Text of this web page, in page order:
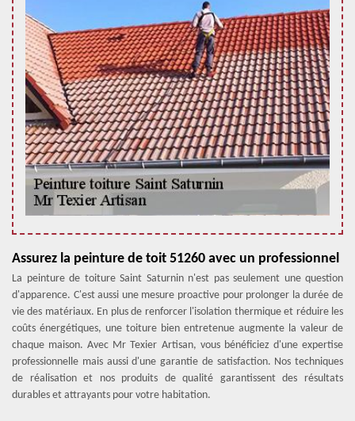
Assurez la peinture de toit 51260 avec un professionnel
La peinture de toiture Saint Saturnin n'est pas seulement une question
d'apparence. C'est aussi une mesure proactive pour prolonger la durée de
vie des matériaux. En plus de renforcer l'isolation thermique et réduire les
coûts énergétiques, une toiture bien entretenue augmente la valeur de
chaque maison. Avec Mr Texier Artisan, vous bénéficiez d'une expertise
professionnelle mais aussi d'une garantie de satisfaction. Nos techniques
de réalisation et nos produits de qualité garantissent des résultats
durables et attrayants pour votre habitation.